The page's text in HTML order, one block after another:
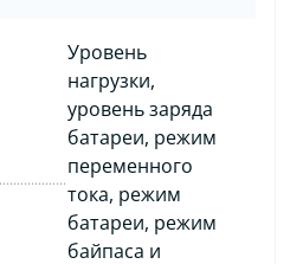
Уровень
нагрузки,
уровень заряда
батареи, режим
переменного
тока, режим
батареи, режим
байпаса и